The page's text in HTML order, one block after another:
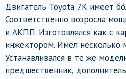
Двигатель Toyota 7К имеет
Соответственно возросла
и АКПП. Изготовлялся как с
инжектором. Имел несколько
Устанавливался в те же
предшественник,